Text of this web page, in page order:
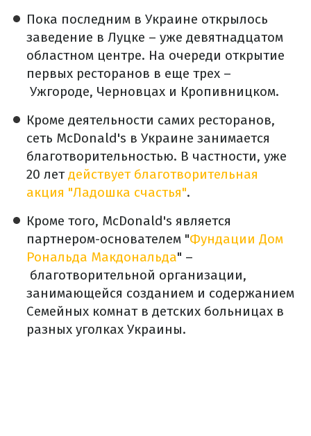
Пока последним в Украине открылось
заведение в Луцке – уже девятнадцатом
областном центре. На очереди открытие
первых ресторанов в еще трех –
Ужгороде, Черновцах и Кропивницком.
Кроме деятельности самих ресторанов,
сеть McDonald's в Украине занимается
благотворительностью. В частности, уже
20 летдействует благотворительная
акция "Ладошка счастья".
Кроме того, McDonald's является
партнером-основателем "Фундации Дом
Рональда Макдональда" –
благотворительной организации,
занимающейся созданием и содержанием
Семейных комнат в детских больницах в
разных уголках Украины.